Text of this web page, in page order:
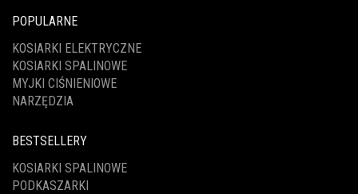
POPULARNE
KOSIARKI ELEKTRYCZNE
KOSIARKI SPALINOWE
MYJKI CIŚNIENIOWE
NARZĘDZIA
BESTSELLERY
KOSIARKI SPALINOWE
PODKASZARKI